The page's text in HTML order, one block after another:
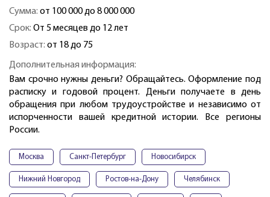
Сумма: от 100 000 до 8 000 000
Срок: От 5 месяцев до 12 лет
Возраст: от 18 до 75
Дополнительная информация:
Вам срочно нужны деньги? Обращайтесь. Оформление под
расписку и годовой процент. Деньги получаете в день
обращения при любом трудоустройстве и независимо от
испорченности вашей кредитной истории. Все регионы
России.
Москва Санкт-Петербург Новосибирск
Нижний Новгород Ростов-на-Дону Челябинск